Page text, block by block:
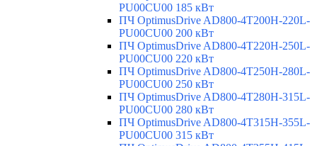
PU00CU00 185 кВт
ПЧ OptimusDrive AD800-4T200H-220L-
PU00CU00 200 кВт
ПЧ OptimusDrive AD800-4T220H-250L-
PU00CU00 220 кВт
ПЧ OptimusDrive AD800-4T250H-280L-
PU00CU00 250 кВт
ПЧ OptimusDrive AD800-4T280H-315L-
PU00CU00 280 кВт
ПЧ OptimusDrive AD800-4T315H-355L-
PU00CU00 315 кВт